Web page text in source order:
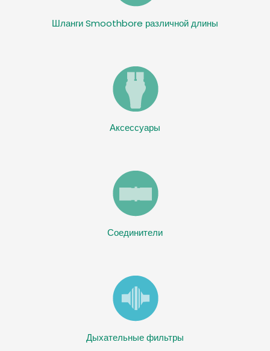
Шланги Smoothbore различной длины
Аксессуары
Соединители
Дыхательные фильтры